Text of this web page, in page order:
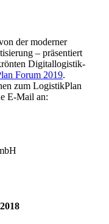
der moderner
– präsentiert
Digitallogistik-
Forum 2019.
zum LogistikPlan
E-Mail an: